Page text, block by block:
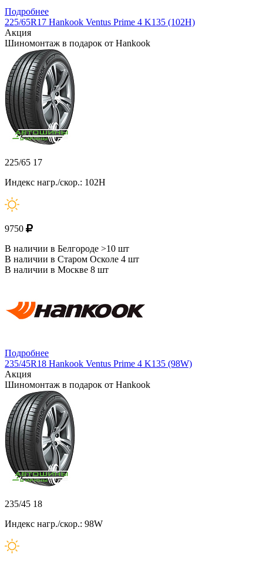
Подробнее
225/65R17 Hankook Ventus Prime 4 K135 (102H)
Акция
Шиномонтаж в подарок от Hankook
225/65 17
Индекс нагр./скор.: 102H
9750
В наличии в Белгороде >10 шт
В наличии в Старом Осколе 4 шт
В наличии в Москве 8 шт
Подробнее
235/45R18 Hankook Ventus Prime 4 K135 (98W)
Акция
Шиномонтаж в подарок от Hankook
235/45 18
Индекс нагр./скор.: 98W